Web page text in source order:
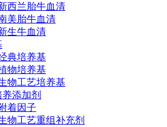
西兰胎牛血清
美胎牛血清
生牛血清
典培养基
物培养基
物工艺培养基
添加剂
着因子
物工艺重组补充剂